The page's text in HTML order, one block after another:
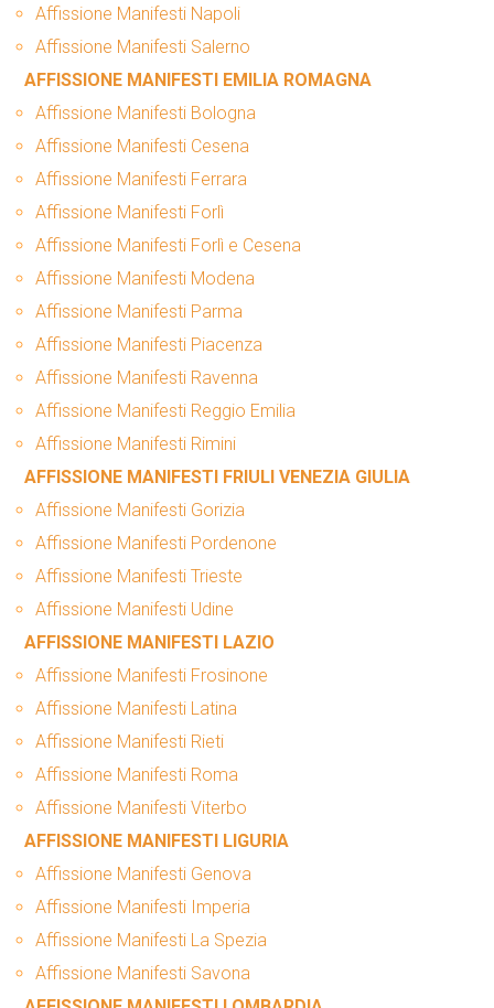
Affissione Manifesti Napoli
Affissione Manifesti Salerno
AFFISSIONE MANIFESTI EMILIA ROMAGNA
Affissione Manifesti Bologna
Affissione Manifesti Cesena
Affissione Manifesti Ferrara
Affissione Manifesti Forlì
Affissione Manifesti Forlì e Cesena
Affissione Manifesti Modena
Affissione Manifesti Parma
Affissione Manifesti Piacenza
Affissione Manifesti Ravenna
Affissione Manifesti Reggio Emilia
Affissione Manifesti Rimini
AFFISSIONE MANIFESTI FRIULI VENEZIA GIULIA
Affissione Manifesti Gorizia
Affissione Manifesti Pordenone
Affissione Manifesti Trieste
Affissione Manifesti Udine
AFFISSIONE MANIFESTI LAZIO
Affissione Manifesti Frosinone
Affissione Manifesti Latina
Affissione Manifesti Rieti
Affissione Manifesti Roma
Affissione Manifesti Viterbo
AFFISSIONE MANIFESTI LIGURIA
Affissione Manifesti Genova
Affissione Manifesti Imperia
Affissione Manifesti La Spezia
Affissione Manifesti Savona